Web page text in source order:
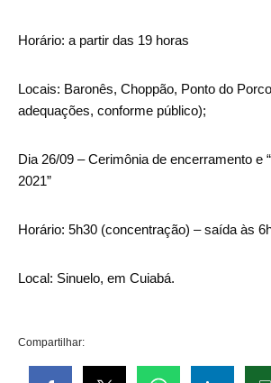
Horário: a partir das 19 horas
Locais: Baronês, Choppão, Ponto do
adequações, conforme público);
Dia 26/09 – Cerimônia de encerramento e
2021”
Horário: 5h30 (concentração) – saída às
Local: Sinuelo, em Cuiabá.
Compartilhar: